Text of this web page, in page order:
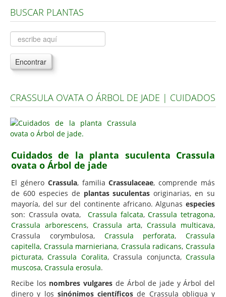
Árboles, Cicas y Palmeras de la G a la Z
Plantas Anuales y Perennes
Plantas Bulbosas y Acuáticas
Plantas de Interior
Plantas Aromáticas y de Huerto
Plantas Carnívoras y Orquídeas
Consejos
Hemisferio Norte
Hemisferio Sur
Enfermedades
Animales
Hongos
Carencias
Fotos
Flores y Plantas
BUSCAR PLANTAS
Encontrar
CRASSULA OVATA O ÁRBOL DE JADE | CUIDADOS
Cuidados de la planta suculenta Crassula
ovata o Árbol de jade
El género Crassula, familiaCrassulaceae, comprende más
de 600 especies de plantas suculentas originarias, en su
mayoría, del sur del continente africano. Algunas especies
son: Crassula ovata, Crassula falcata,Crassula tetragona,
Crassula arborescens,Crassula arta, Crassula multicava,
Crassula corymbulosa, Crassula perforata, Crassula
capitella, Crassula marnieriana, Crassula radicans,Crassula
picturata,Crassula Coralita, Crassula conjuncta,Crassula
muscosa, Crassula erosula.
Recibe los nombres vulgares de Árbol de jade y Árbol del
dinero y los sinónimos científicos de Crassula obliqua y